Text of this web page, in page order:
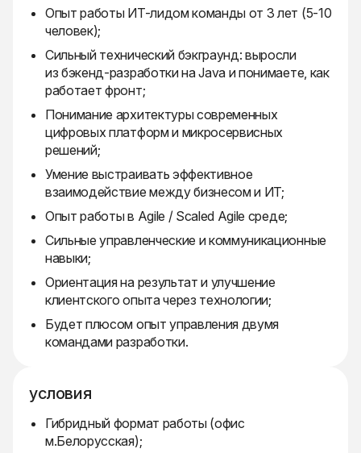
Опыт работы ИТ-лидом команды от 3 лет (5-10
человек);
Сильный технический бэкграунд: выросли
из бэкенд-разработки на Java и понимаете, как
работает фронт;
Понимание архитектуры современных
цифровых платформ и микросервисных
решений;
Умение выстраивать эффективное
взаимодействие между бизнесом и ИТ;
Опыт работы в Agile / Scaled Agile среде;
Сильные управленческие и коммуникационные
навыки;
Ориентация на результат и улучшение
клиентского опыта через технологии;
Будет плюсом опыт управления двумя
командами разработки.
условия
Гибридный формат работы (офис
м.Белорусская);